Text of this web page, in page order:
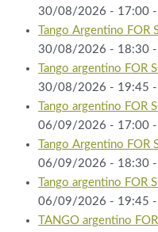
30/08/2026 - 17:00 -
Tango Argentino
30/08/2026 - 18:30
Tango argentino FOR
30/08/2026 - 19:45 -
Tango argentino FOR
06/09/2026 - 17:00 -
Tango Argentino
06/09/2026 - 18:30
Tango argentino FOR
06/09/2026 - 19:45 -
TANGO argentino